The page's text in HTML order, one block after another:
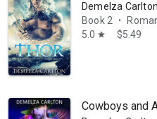
Demelza Carlton
Book 2
•
5.0 star $5.49
Cowboys and